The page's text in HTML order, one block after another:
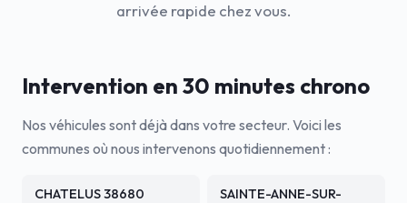
arrivée rapide chez vous.
Intervention en 30 minutes chrono
Nos véhicules sont déjà dans votre secteur. Voici les
communes où nous intervenons quotidiennement :
CHATELUS 38680
SAINTE-ANNE-SUR-